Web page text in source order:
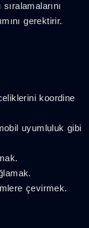
gerektirir.
koordine
uyumluluk gibi
çevirmek.